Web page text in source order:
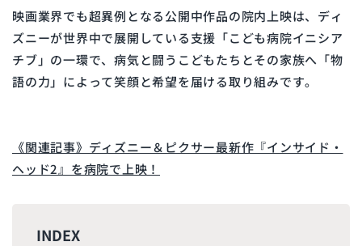
映画業界でも超異例となる公開中作品の院内上映は、ディ
ズニーが世界中で展開している支援「こども病院イニシア
チブ」の一環で、 病気と闘うこどもたちとその家族へ「物
語の力」によって笑顔と希望を届ける取り組みです。
《関連記事》ディズニー＆ピクサー最新作『インサイド・
ヘッド2』を病院で上映！
INDEX